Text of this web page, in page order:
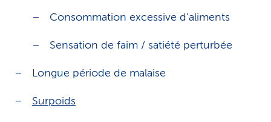
Consommation excessive d’aliments
Sensation de faim / satiété perturbée
Longue période de malaise
Surpoids